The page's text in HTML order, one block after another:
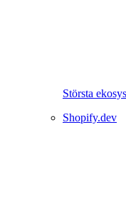
Största
Shopify.dev